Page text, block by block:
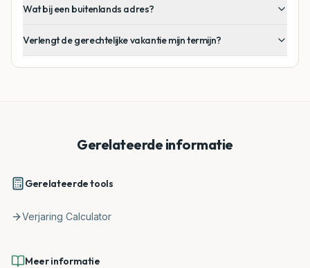
Wat bij een buitenlands adres?
Verlengt de gerechtelijke vakantie mijn termijn?
Gerelateerde informatie
Gerelateerde tools
Verjaring Calculator
Meer informatie